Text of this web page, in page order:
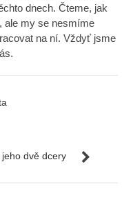
dnech. Čteme, jak
ale my se nesmíme
na ní. Vždyť jsme
jeho dvě dcery